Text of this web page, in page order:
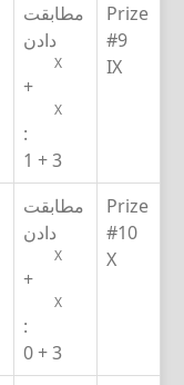
Prize
#9
IX
مطابقت
دادن
X
+
X
:
3 + 1
Prize
#10
X
مطابقت
دادن
X
+
X
:
3 + 0